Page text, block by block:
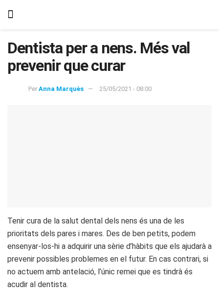
Dentista per a nens. Més val
prevenir que curar
Per Anna Marquès 25/05/2021 - 08:00
Tenir cura de la salut dental dels nens és una de les
prioritats dels pares i mares. Des de ben petits, podem
ensenyar-los-hi a adquirir una sèrie d’hàbits que els ajudarà a
prevenir possibles problemes en el futur. En cas contrari, si
no actuem amb antelació, l’únic remei que es tindrà és
acudir al dentista.